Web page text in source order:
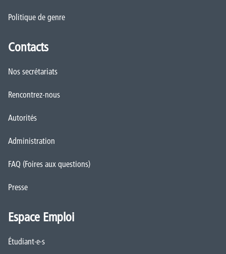
Politique de genre
Contacts
Nos secrétariats
Rencontrez-nous
Autorités
Administration
FAQ (Foires aux questions)
Presse
Espace Emploi
Étudiant·e·s